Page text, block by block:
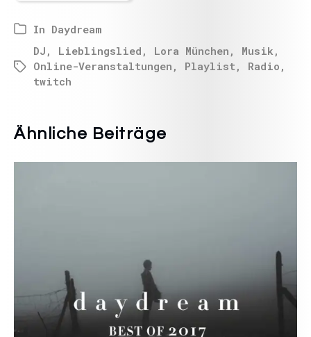
In Daydream
DJ , Lieblingslied , Lora München , Musik ,
Online-Veranstaltungen , Playlist , Radio ,
twitch
Ähnliche Beiträge